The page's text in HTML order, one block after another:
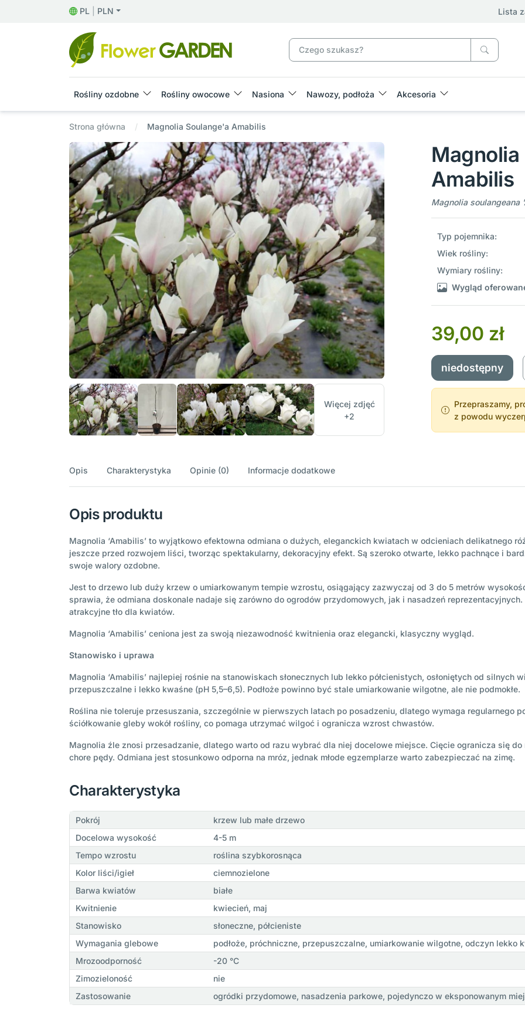
PL PLN Lista
Rośliny ozdobne Rośliny owocowe Nasiona Nawozy, podłoża Akcesoria
Strona główna Magnolia Soulange'a Amabilis
Więcej zdjęć
+2
Amabilis
Magnolia soulangeana
Typ pojemnika:
Wiek rośliny:
Wymiary rośliny:
Wygląd
39,00 zł
niedostępny
Przepraszamy,
z powodu
Opis Charakterystyka Opinie (0) Informacje dodatkowe
Opis produktu
Magnolia ‘Amabilis’ to wyjątkowo efektowna odmiana o dużych, eleganckich kwiatach w odcieniach delikatnego
jeszcze przed rozwojem liści, tworząc spektakularny, dekoracyjny efekt. Są szeroko otwarte, lekko pachnące i
swoje walory ozdobne.
Jest to drzewo lub duży krzew o umiarkowanym tempie wzrostu, osiągający zazwyczaj od 3 do 5 metrów
sprawia, że odmiana doskonale nadaje się zarówno do ogrodów przydomowych, jak i nasadzeń
atrakcyjne tło dla kwiatów.
Magnolia ‘Amabilis’ ceniona jest za swoją niezawodność kwitnienia oraz elegancki, klasyczny wygląd.
Stanowisko i uprawa
Magnolia ‘Amabilis’ najlepiej rośnie na stanowiskach słonecznych lub lekko półcienistych, osłoniętych od silnych
przepuszczalne i lekko kwaśne (pH 5,5–6,5). Podłoże powinno być stale umiarkowanie wilgotne, ale nie podmokłe.
Roślina nie toleruje przesuszania, szczególnie w pierwszych latach po posadzeniu, dlatego wymaga regularnego
ściółkowanie gleby wokół rośliny, co pomaga utrzymać wilgoć i ogranicza wzrost chwastów.
Magnolia źle znosi przesadzanie, dlatego warto od razu wybrać dla niej docelowe miejsce. Cięcie ogranicza się
chore pędy. Odmiana jest stosunkowo odporna na mróz, jednak młode egzemplarze warto zabezpieczać na zimę.
Charakterystyka
Pokrój
krzew lub małe drzewo
Docelowa wysokość
4-5 m
Tempo wzrostu
roślina szybkorosnąca
Kolor liści/igieł
ciemnozielone
Barwa kwiatów
białe
Kwitnienie
kwiecień, maj
Stanowisko
słoneczne, półcieniste
Wymagania glebowe
podłoże, próchniczne, przepuszczalne, umiarkowanie wilgotne, odczyn lekko
Mrozoodporność
-20 °C
Zimozieloność
nie
Zastosowanie
ogródki przydomowe, nasadzenia parkowe, pojedynczo w eksponowanym